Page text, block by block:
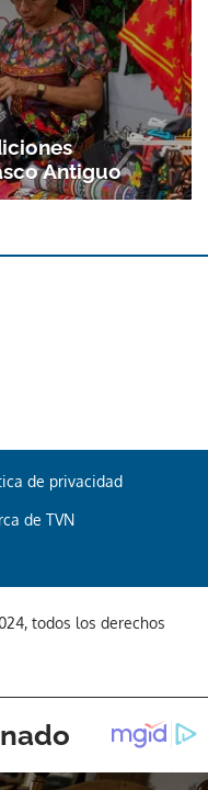
boletín.
ACEPTAR
Antiguo
de privacidad
de TVN
todos los derechos